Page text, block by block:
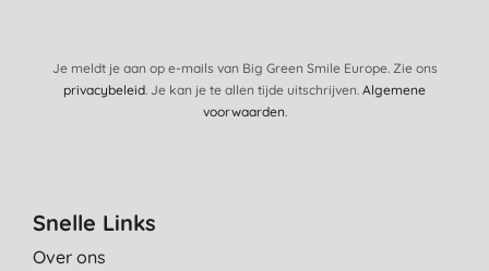
Je meldt je aan op e-mails van Big Green Smile Europe. Zie ons
privacybeleid. Je kan je te allen tijde uitschrijven. Algemene
voorwaarden.
Snelle Links
Over ons